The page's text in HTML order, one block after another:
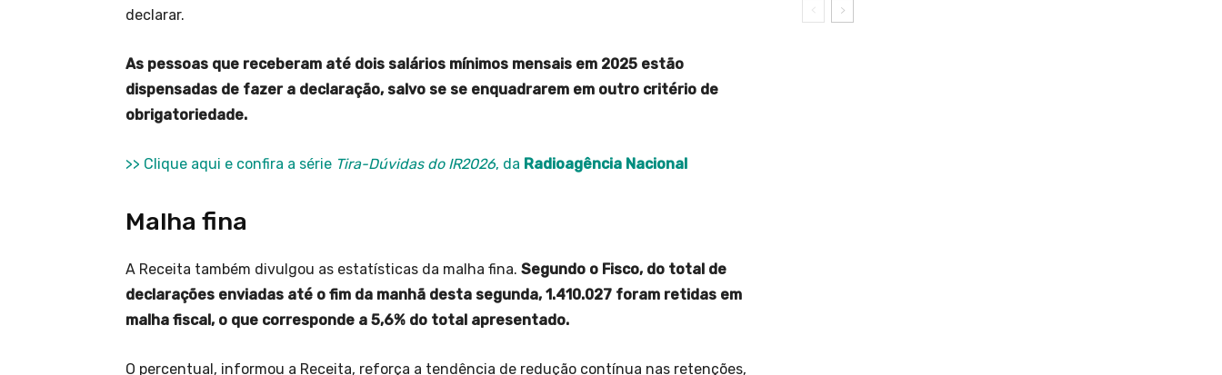
declarar.
As pessoas que receberam até dois salários mínimos mensais em 2025 estão
dispensadas de fazer a declaração, salvo se se enquadrarem em outro critério de
obrigatoriedade.
>> Clique aqui e confira a série Tira-Dúvidas do IR2026, da Radioagência Nacional
Malha fina
A Receita também divulgou as estatísticas da malha fina. Segundo o Fisco, do total de
declarações enviadas até o fim da manhã desta segunda, 1.410.027 foram retidas em
malha fiscal, o que corresponde a 5,6% do total apresentado.
O percentual, informou a Receita, reforça a tendência de redução contínua nas retenções,